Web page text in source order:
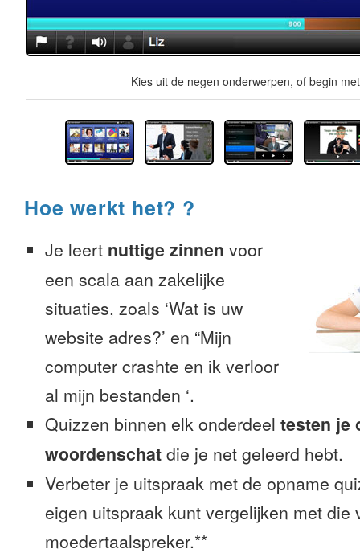
Kies uit de negen onderwerpen, of begin
Hoe werkt het? ?
Je leert nuttige zinnen voor
een scala aan zakelijke
situaties, zoals ‘Wat is uw
website adres?’ en “Mijn
computer crashte en ik verloor
al mijn bestanden ‘.
Quizzen binnen elk onderdeel testen je
woordenschat die je net geleerd hebt.
Verbeter je uitspraak met de opname
eigen uitspraak kunt vergelijken met die
moedertaalspreker.**